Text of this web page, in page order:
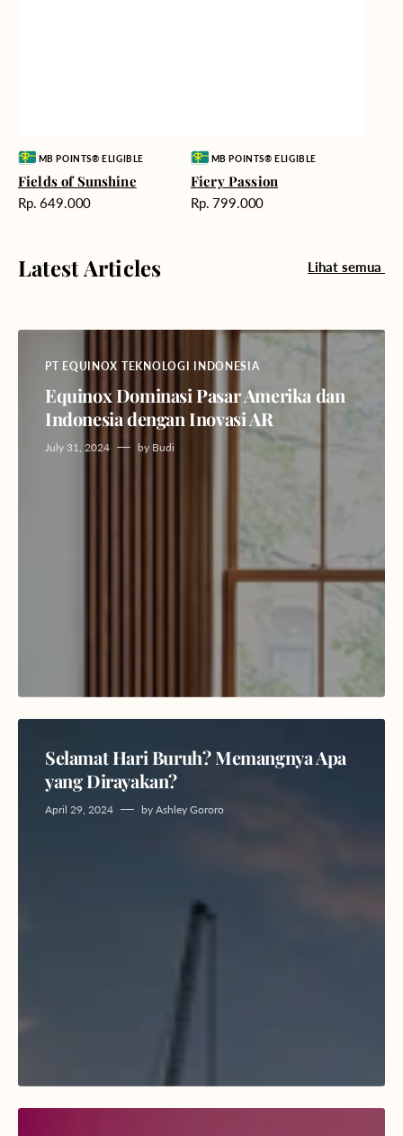
Vendor:MB POINTS® ELIGIBLE
Fields of Sunshine
Harga
Rp. 649.000
Vendor:MB POINTS® ELIGIBLE
Fiery Passion
Harga
Rp. 799.000
Latest Articles Lihat semua
PT EQUINOX TEKNOLOGI INDONESIA
Equinox Dominasi Pasar Amerika dan
Indonesia dengan Inovasi AR
July 31, 2024 by Budi
Selamat Hari Buruh? Memangnya Apa
yang Dirayakan?
April 29, 2024 by Ashley Gororo